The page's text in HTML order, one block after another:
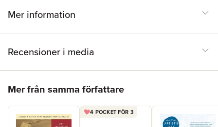
Mer information
Recensioner i media
Mer från samma författare
4 POCKET FÖR 3